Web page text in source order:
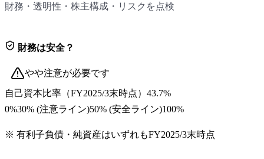
財務・透明性・株主構成・リスクを点検
財務は安全？
やや注意が必要です
自己資本比率 （FY2025/3末時点） 43.7%
0%30% (注意ライン)50% (安全ライン)100%
※ 有利子負債・純資産はいずれもFY2025/3末時点